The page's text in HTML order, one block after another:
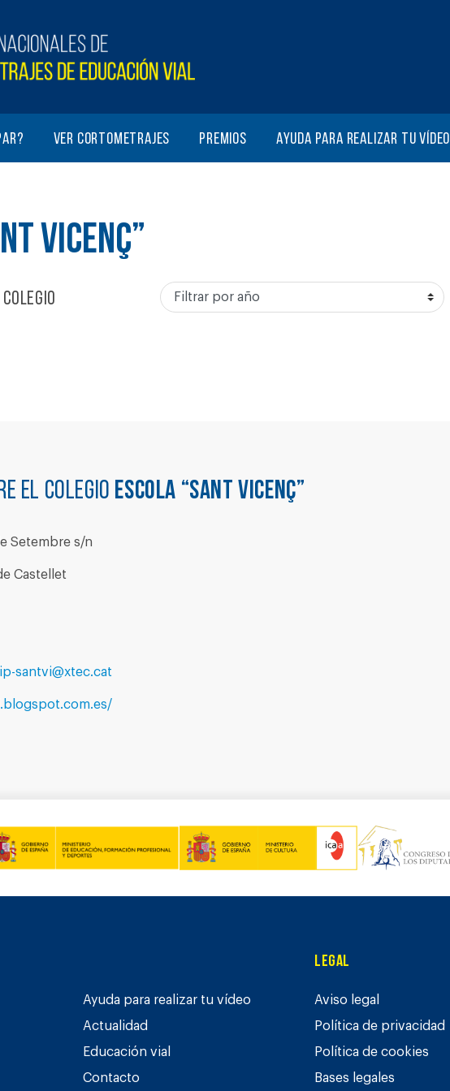
Ver cortometrajes Premios Ayuda para realizar tu vídeo
VICENÇ”
colegio
el colegio ESCOLA “SANT VICENÇ”
Setembre s/n
Castellet
santvi@xtec.cat
Ayuda para realizar tu vídeo
Actualidad
Educación vial
Contacto
Legal
Aviso legal
Política de privacidad
Política de cookies
Bases legales